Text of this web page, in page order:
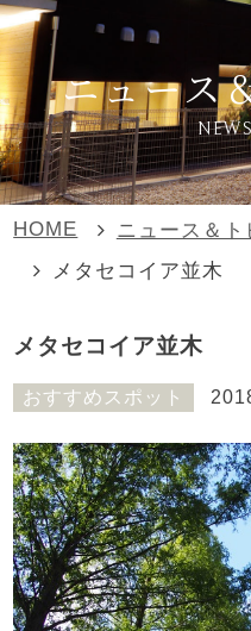
ニュース
HOME
ニュース＆ト
メタセコイア並木
メタセコイア並木
おすすめスポット